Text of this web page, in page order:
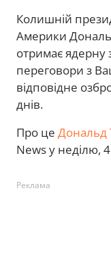
Колишній
Америки
отримає ядерну
переговори з
відповідне
днів.
Про це Дональд
News у неділю,
Реклама